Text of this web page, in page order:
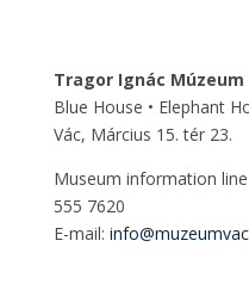
Tragor Ignác Múzeum
Blue House • Elephant
Vác, Március 15. tér 23.
Museum information
555 7620
E-mail: